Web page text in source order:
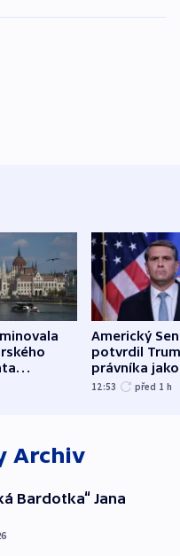
šéfa
Americký
potvrdil
právníka jako
ministra
12:53 před 1 h
Archiv
Bardotka“ Jana